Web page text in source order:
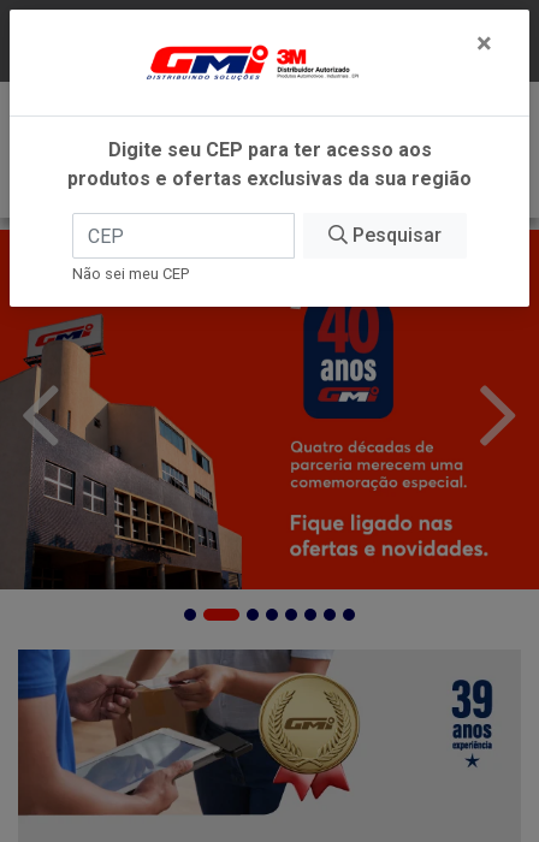
DENTRO DO ESTADO DE MINAS GERAIS.
×
Digite seu CEP para ter acesso aos
produtos e ofertas exclusivas da sua região
Pesquisar
Não sei meu CEP